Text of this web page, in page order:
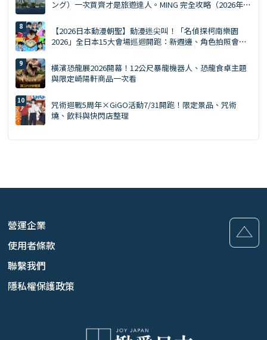
ング）一次買齊才是旅遊達人。MING 完全攻略（2026年
【2026日本動漫朝聖】動漫迷尖叫！「名偵探柯南樂園
2026」全日本15大會場巡迴開跑：新週邊、角色拍照會、
橫濱恐龍展2026開幕！12公尺暴龍機器人、恐龍食卓主題
與限定崎陽軒商品一次看
咒術迴戰5周年×GiGO活動7/31開跑！限定景品、咒術
燒、飲料與快閃店整理
營運企業
使用者條款
聯繫我們
隱私權保護政策